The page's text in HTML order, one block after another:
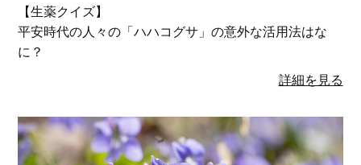
【生薬クイズ】
平安時代の人々の「ハハコグサ」の意外な活用法はな
に？
詳細を見る